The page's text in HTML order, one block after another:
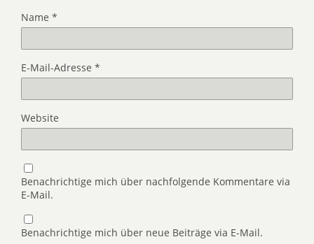
Name *
E-Mail-Adresse *
Website
Benachrichtige mich über nachfolgende Kommentare via
E-Mail.
Benachrichtige mich über neue Beiträge via E-Mail.